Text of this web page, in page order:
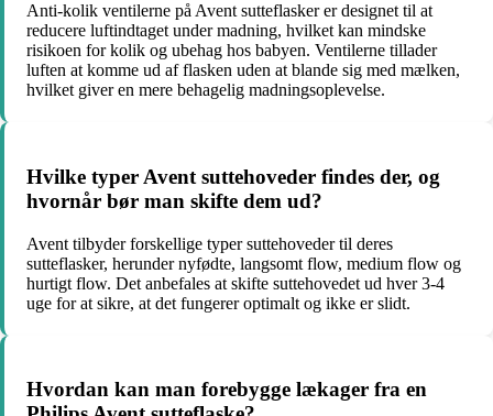
Anti-kolik ventilerne på Avent sutteflasker er designet til at
reducere luftindtaget under madning, hvilket kan mindske
risikoen for kolik og ubehag hos babyen. Ventilerne tillader
luften at komme ud af flasken uden at blande sig med mælken,
hvilket giver en mere behagelig madningsoplevelse.
Hvilke typer Avent suttehoveder findes der, og
hvornår bør man skifte dem ud?
Avent tilbyder forskellige typer suttehoveder til deres
sutteflasker, herunder nyfødte, langsomt flow, medium flow og
hurtigt flow. Det anbefales at skifte suttehovedet ud hver 3-4
uge for at sikre, at det fungerer optimalt og ikke er slidt.
Hvordan kan man forebygge lækager fra en